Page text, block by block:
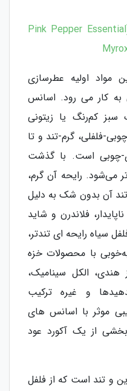
اسنشیال اویل فلفل صورتی (Pink Pepper Essential
مواد اولیه عطرسازی
کار می رود. اسانس
کم‌رنگ یا زیتونی
فلفلی، گرم-تند و تا
چوبی است. با گذشت
می‌شود. رایحه آن گرم،
آن بدون شک به دلیل
فلاندرن و شاید
سیاه رایحه ای تندتر،
با محصولات خزه
الکل سینامیک،
و غیره ترکیب
موثر با اسانس های
از یک آکورد عود
و تند است که از فلفل